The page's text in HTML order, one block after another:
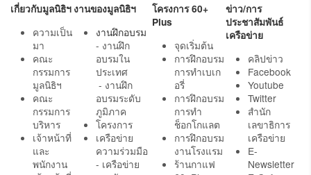
เกี่ยวกับมูลนิธิฯ
ความเป็น
มา
คณะ
กรรมการ
มูลนิธิฯ
คณะ
กรรมการ
บริหาร
เจ้าหน้าที่
และ
พนักงาน
งานของมูลนิธิฯ
งานฝึกอบรม
- งานฝึก
อบรมใน
ประเทศ
- งานฝึก
อบรมระดับ
ภูมิภาค
โครงการ
เครือข่าย
ความร่วมมือ
- เครือข่าย
โครงการ 60+
Plus
จุดเริ่มต้น
การฝึกอบรม
การทำเบเก
อรี่
การฝึกอบรม
การทำ
ช็อกโกแลต
การฝึกอบรม
งานโรงแรม
ร้านกาแฟ
ข่าว/การ
ประชาสัมพันธ์
เครือข่าย
คลิปข่าว
Facebook
Youtube
Twitter
สำนัก
เลขาธิการ
เครือข่าย
E-
Newsletter